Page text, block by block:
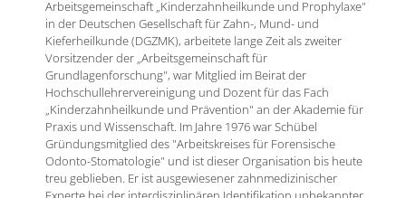
Arbeitsgemeinschaft „Kinderzahnheilkunde und Prophylaxe"
in der Deutschen Gesellschaft für Zahn-, Mund- und
Kieferheilkunde (DGZMK), arbeitete lange Zeit als zweiter
Vorsitzender der „Arbeitsgemeinschaft für
Grundlagenforschung", war Mitglied im Beirat der
Hochschullehrervereinigung und Dozent für das Fach
„Kinderzahnheilkunde und Prävention" an der Akademie für
Praxis und Wissenschaft. Im Jahre 1976 war Schübel
Gründungsmitglied des "Arbeitskreises für Forensische
Odonto-Stomatologie" und ist dieser Organisation bis heute
treu geblieben. Er ist ausgewiesener zahnmedizinischer